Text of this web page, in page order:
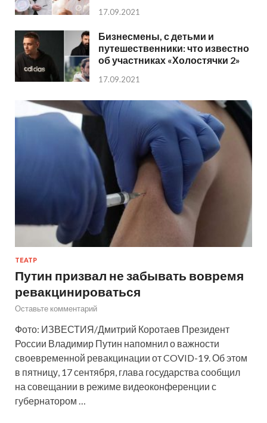
17.09.2021
Бизнесмены, с детьми и
путешественники: что известно
об участниках «Холостячки 2»
17.09.2021
ТЕАТР
Путин призвал не забывать вовремя
ревакцинироваться
Оставьте комментарий
Фото: ИЗВЕСТИЯ/Дмитрий Коротаев Президент
России Владимир Путин напомнил о важности
своевременной ревакцинации от COVID-19. Об этом
в пятницу, 17 сентября, глава государства сообщил
на совещании в режиме видеоконференции с
губернатором …